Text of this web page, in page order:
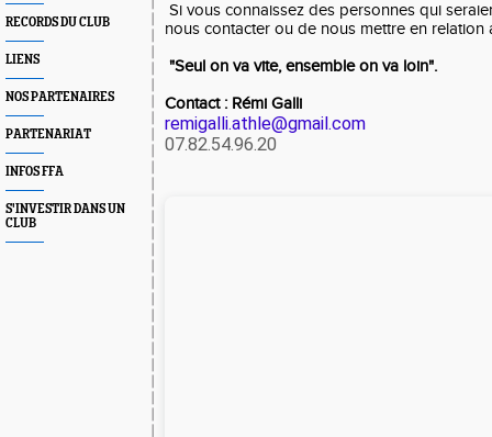
RECORDS DU CLUB
LIENS
NOS PARTENAIRES
PARTENARIAT
INFOS FFA
S'INVESTIR DANS UN
CLUB
Si vous connaissez des personnes qui
nous contacter ou de nous mettre en relation
"Seul on va vite, ensemble on va loin".
Contact : Rémi Galli
remigalli.athle@gmail.com
07.82.54.96.20